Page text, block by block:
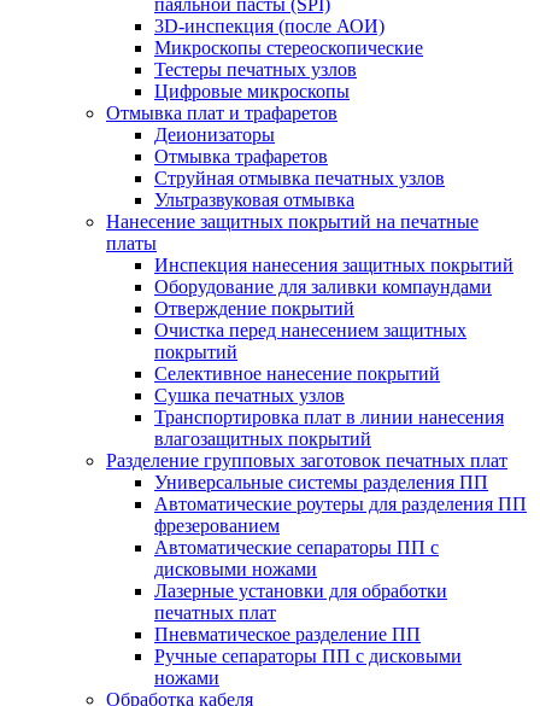
паяльной пасты (SPI)
3D-инспекция (после АОИ)
Микроскопы стереоскопические
Тестеры печатных узлов
Цифровые микроскопы
Отмывка плат и трафаретов
Деионизаторы
Отмывка трафаретов
Струйная отмывка печатных узлов
Ультразвуковая отмывка
Нанесение защитных покрытий на печатные
платы
Инспекция нанесения защитных покрытий
Оборудование для заливки компаундами
Отверждение покрытий
Очистка перед нанесением защитных
покрытий
Селективное нанесение покрытий
Сушка печатных узлов
Транспортировка плат в линии нанесения
влагозащитных покрытий
Разделение групповых заготовок печатных плат
Универсальные системы разделения ПП
Автоматические роутеры для разделения ПП
фрезерованием
Автоматические сепараторы ПП с
дисковыми ножами
Лазерные установки для обработки
печатных плат
Пневматическое разделение ПП
Ручные сепараторы ПП с дисковыми
ножами
Обработка кабеля